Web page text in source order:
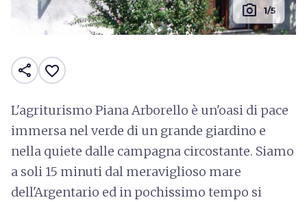
photo_camera 1/5
share favorite_border
L'agriturismo Piana Arborello è un'oasi di pace
immersa nel verde di un grande giardino e
nella quiete dalle campagna circostante. Siamo
a soli 15 minuti dal meraviglioso mare
dell'Argentario ed in pochissimo tempo si